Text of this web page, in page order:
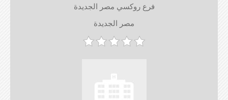
فرع روكسي مصر الجديدة
مصر الجديدة